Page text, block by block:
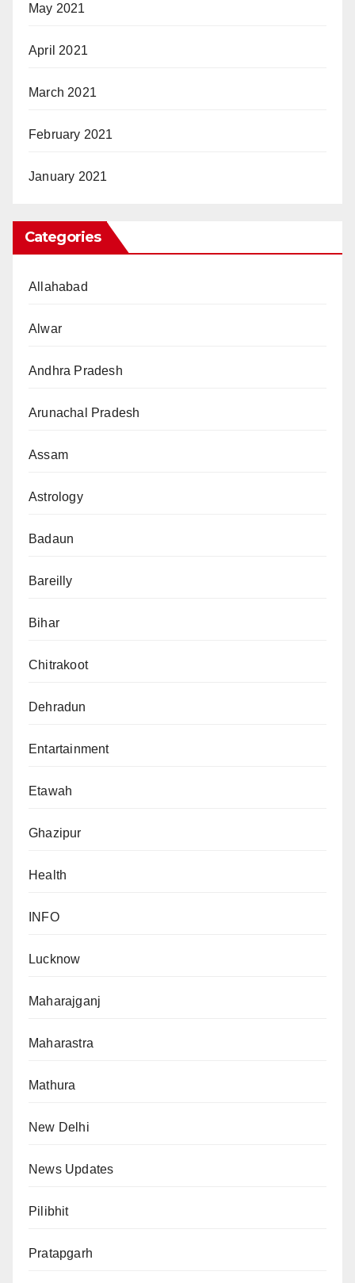
May 2021
April 2021
March 2021
February 2021
January 2021
Categories
Allahabad
Alwar
Andhra Pradesh
Arunachal Pradesh
Assam
Astrology
Badaun
Bareilly
Bihar
Chitrakoot
Dehradun
Entartainment
Etawah
Ghazipur
Health
INFO
Lucknow
Maharajganj
Maharastra
Mathura
New Delhi
News Updates
Pilibhit
Pratapgarh